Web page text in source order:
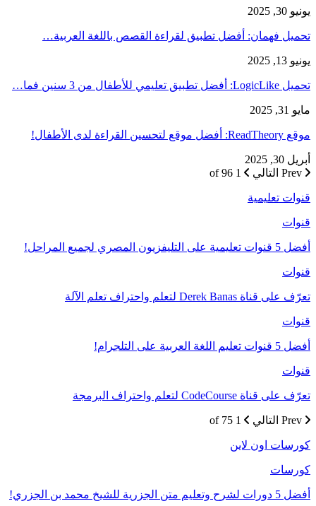
يونيو 30, 2025
تحميل فهمان: أفضل تطبيق لقراءة القصص باللغة العربية…
يونيو 13, 2025
تحميل LogicLike: أفضل تطبيق تعليمي للأطفال من 3 سنين فما…
مايو 31, 2025
موقع ReadTheory: أفضل موقع لتحسين القراءة لدى الأطفال!
أبريل 30, 2025
التالي 1 of 96
قنوات تعليمية
قنوات
أفضل 5 قنوات تعليمية على التليفزيون المصري لجميع المراحل!
قنوات
تعرّف على قناة Derek Banas لتعلم واحتراف تعلم الآلة
قنوات
أفضل 5 قنوات تعليم اللغة العربية على التلجرام!
قنوات
تعرّف على قناة CodeCourse لتعلم واحتراف البرمجة
التالي 1 of 75
كورسات اون لاين
كورسات
أفضل 5 دورات لشرح وتعليم متن الجزرية للشيخ محمد بن الجزري!